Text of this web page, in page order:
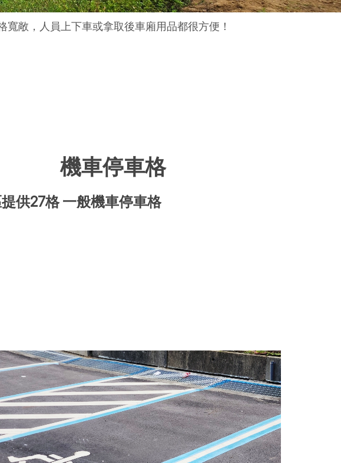
敞，人員上下車或拿取後車廂用品都很方便！
機車停車格
提供27格 一般機車停車格